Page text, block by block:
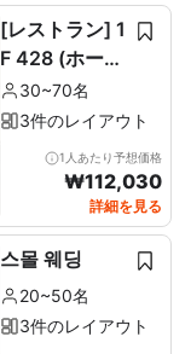
[レストラン] 1
F 428 (ホール
60席+ルーム1
0席)
30~70名
3件のレイアウト
1人あたり予想価格
₩112,030
詳細を見る
스몰 웨딩
20~50名
3件のレイアウト